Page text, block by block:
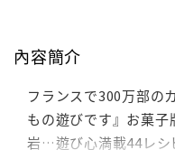
內容簡介
フランスで300万部の
もの遊びです』お菓
岩…遊び心満載44レシ